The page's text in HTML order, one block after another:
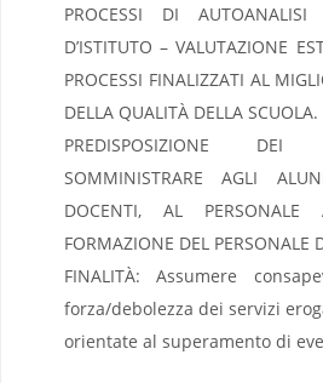
PROCESSI DI AUTOANALISI
D’ISTITUTO – VALUTAZIONE
PROCESSI FINALIZZATI AL
DELLA QUALITÀ DELLA SCUOLA.
PREDISPOSIZIONE
SOMMINISTRARE AGLI
DOCENTI, AL PERSONALE
FORMAZIONE DEL PERSONALE
FINALITÀ: Assumere
forza/debolezza dei servizi
orientate al superamento di